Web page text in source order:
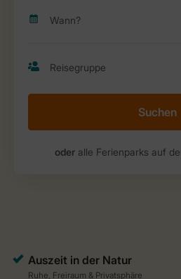
Suchen
oderalle Ferienparks auf